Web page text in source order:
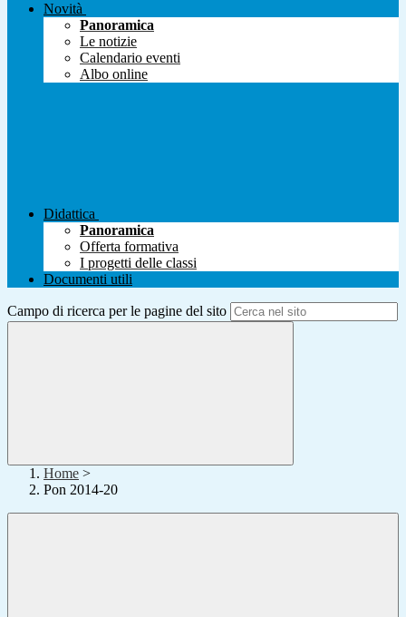
Novità
Panoramica
Le notizie
Calendario eventi
Albo online
Didattica
Panoramica
Offerta formativa
I progetti delle classi
Documenti utili
Campo di ricerca per le pagine del sito
Home >
Pon 2014-20